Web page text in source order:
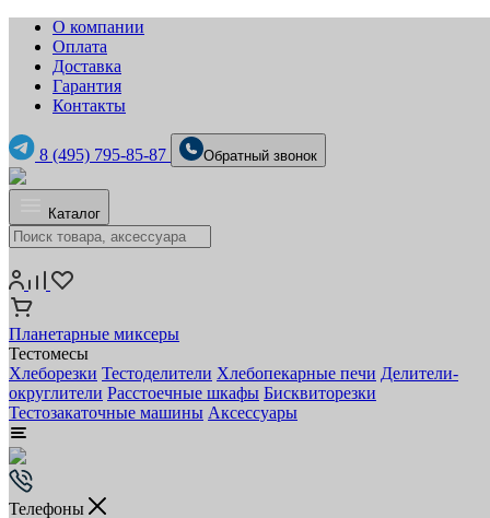
О компании
Оплата
Доставка
Гарантия
Контакты
8 (495) 795-85-87 Обратный звонок
Каталог
Планетарные миксеры
Тестомесы
Хлеборезки Тестоделители Хлебопекарные печи Делители-
округлители Расстоечные шкафы Бисквиторезки
Тестозакаточные машины Аксессуары
Телефоны